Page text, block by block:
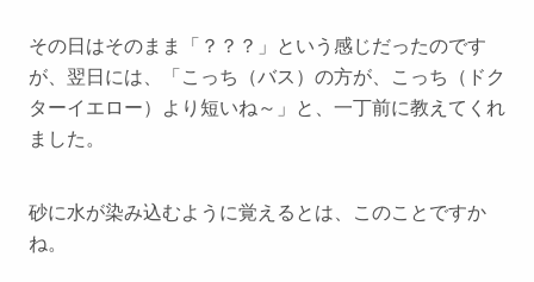
その日はそのまま「？？？」という感じだったのです
が、翌日には、「こっち（バス）の方が、こっち（ドク
ターイエロー）より短いね～」と、一丁前に教えてくれ
ました。
砂に水が染み込むように覚えるとは、このことですか
ね。